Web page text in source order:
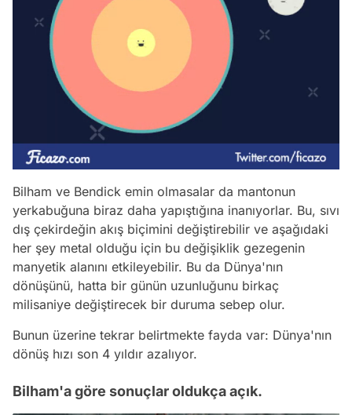
Bilham ve Bendick emin olmasalar da mantonun
yerkabuğuna biraz daha yapıştığına inanıyorlar. Bu, sıvı
dış çekirdeğin akış biçimini değiştirebilir ve aşağıdaki
her şey metal olduğu için bu değişiklik gezegenin
manyetik alanını etkileyebilir. Bu da Dünya'nın
dönüşünü, hatta bir günün uzunluğunu birkaç
milisaniye değiştirecek bir duruma sebep olur.
Bunun üzerine tekrar belirtmekte fayda var: Dünya'nın
dönüş hızı son 4 yıldır azalıyor.
Bilham'a göre sonuçlar oldukça açık.